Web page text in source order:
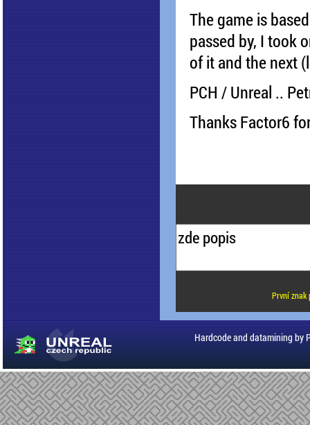
The game is
passed by, I took
of it and the next
PCH / Unreal ..
Thanks Factor6
První znak
Hardcode and datamining by